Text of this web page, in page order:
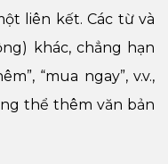
liên kết. Các từ và
khác, chẳng hạn
“mua ngay”, v.v.,
thể thêm văn bản